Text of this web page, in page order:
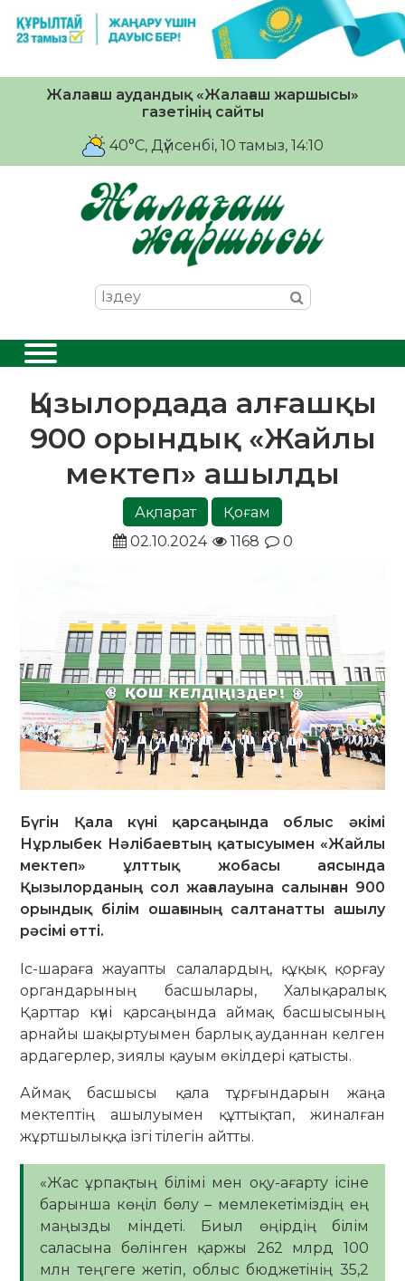
Жалағаш аудандық «Жалағаш жаршысы»
газетінің сайты
40°C, Дүйсенбі, 10 тамыз, 14:10
Қызылордада алғашқы
900 орындық «Жайлы
мектеп» ашылды
Ақпарат
Қоғам
02.10.2024
1168 0
Бүгін Қала күні қарсаңында облыс әкімі
Нұрлыбек Нәлібаевтың қатысуымен «Жайлы
мектеп» ұлттық жобасы аясында
Қызылорданың сол жағалауына салынған 900
орындық білім ошағының салтанатты ашылу
рәсімі өтті.
Іс-шараға жауапты салалардың, құқық қорғау
органдарының басшылары, Халықаралық
Қарттар күні қарсаңында аймақ басшысының
арнайы шақыртуымен барлық ауданнан келген
ардагерлер, зиялы қауым өкілдері қатысты.
Аймақ басшысы қала тұрғындарын жаңа
мектептің ашылуымен құттықтап, жиналған
жұртшылыққа ізгі тілегін айтты.
«Жас ұрпақтың білімі мен оқу-ағарту ісіне
барынша көңіл бөлу – мемлекетіміздің ең
маңызды міндеті. Биыл өңірдің білім
саласына бөлінген қаржы 262 млрд 100
млн теңгеге жетіп, облыс бюджетінің 35,2